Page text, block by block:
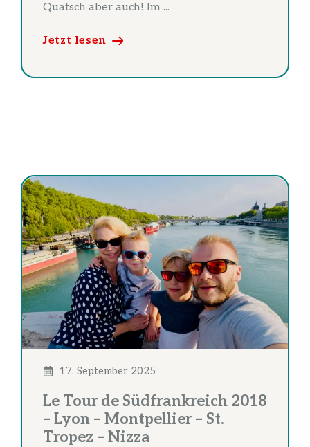
Quatsch aber auch! Im ...
Jetzt lesen
17. September 2025
Le Tour de Südfrankreich 2018
– Lyon – Montpellier – St.
Tropez – Nizza